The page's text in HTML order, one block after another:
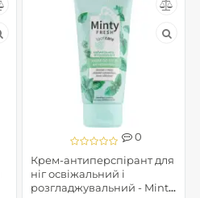
0
Крем-антиперспірант для
ніг освіжальний і
розгладжувальний - Minty